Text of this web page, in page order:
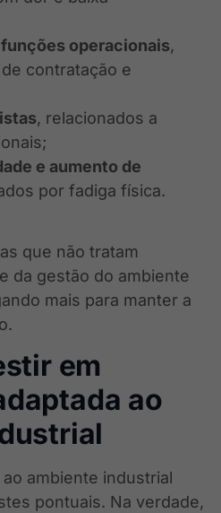
operacionais,
contratação e
, relacionados a
e aumento de
por fadiga física.
que não tratam
da gestão do ambiente
mais para manter a
em
ao
ambiente industrial
pontuais. Na verdade,